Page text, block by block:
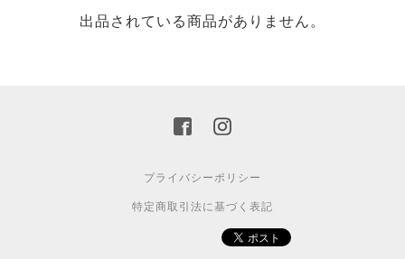
出品されている商品がありません。
プライバシーポリシー
特定商取引法に基づく表記